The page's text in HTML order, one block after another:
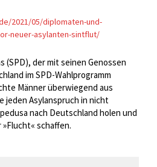
2021/05/diplomaten-und-
neuer-asylanten-sintflut/
(SPD), der mit seinen Genossen
im SPD-Wahlprogramm
Männer überwiegend aus
jeden Asylanspruch in nicht
nach Deutschland holen und
schaffen.